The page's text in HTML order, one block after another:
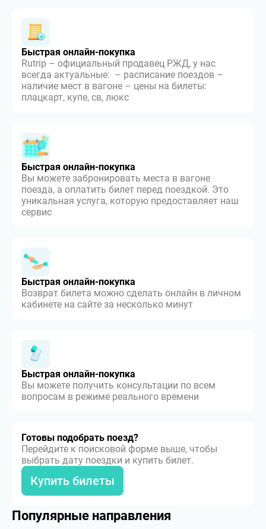
Быстрая онлайн-покупка
Rutrip – официальный продавец РЖД, у нас
всегда актуальные: – расписание поездов –
наличие мест в вагоне – цены на билеты:
плацкарт, купе, св, люкс
Быстрая онлайн-покупка
Вы можете забронировать места в вагоне
поезда, а оплатить билет перед поездкой. Это
уникальная услуга, которую предоставляет наш
сервис
Быстрая онлайн-покупка
Возврат билета можно сделать онлайн в личном
кабинете на сайте за несколько минут
Быстрая онлайн-покупка
Вы можете получить консультации по всем
вопросам в режиме реального времени
Готовы подобрать поезд?
Перейдите к поисковой форме выше, чтобы
выбрать дату поездки и купить билет.
Купить билеты
Популярные направления